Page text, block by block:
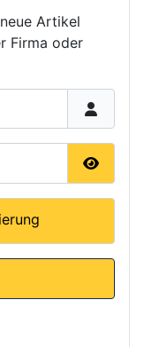
Artikel
Firma oder